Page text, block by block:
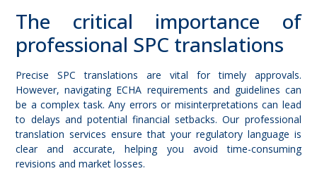
The critical importance of
professional SPC translations
Precise SPC translations are vital for timely approvals.
However, navigating ECHA requirements and guidelines can
be a complex task. Any errors or misinterpretations can lead
to delays and potential financial setbacks. Our professional
translation services ensure that your regulatory language is
clear and accurate, helping you avoid time-consuming
revisions and market losses.